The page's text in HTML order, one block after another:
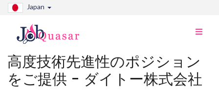
Japan
ナ
り
替
え
高度技術先進性のポジション
をご提供 - ダイトー株式会社